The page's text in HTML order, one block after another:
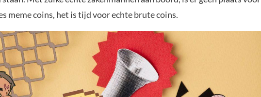
meme coins, het is tijd voor echte brute coins.